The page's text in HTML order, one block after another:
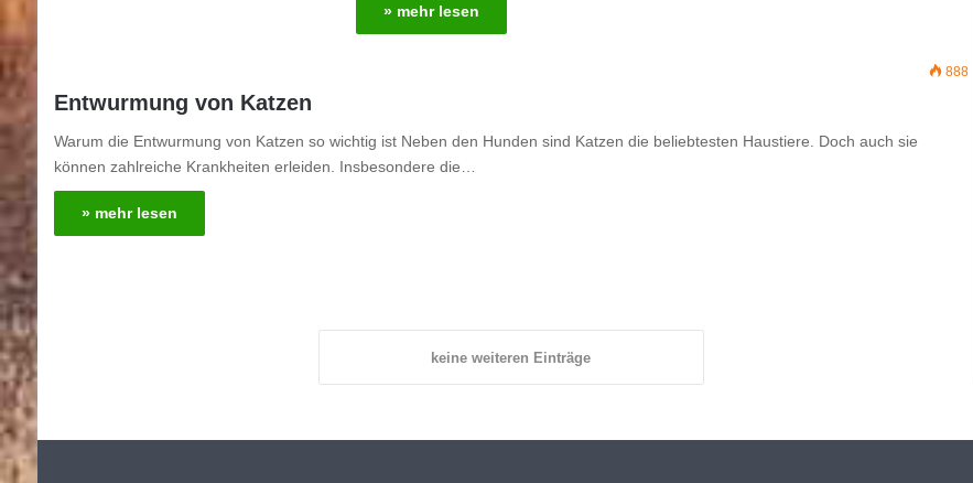
» mehr lesen
888
Entwurmung von Katzen
Warum die Entwurmung von Katzen so wichtig ist Neben den Hunden sind Katzen die beliebtesten Haustiere. Doch auch sie
können zahlreiche Krankheiten erleiden. Insbesondere die…
» mehr lesen
keine weiteren Einträge